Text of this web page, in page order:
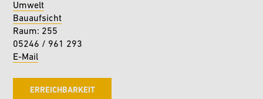
Umwelt
Bauaufsicht
Raum: 255
05246 / 961 293
E-Mail
ERREICHBARKEIT